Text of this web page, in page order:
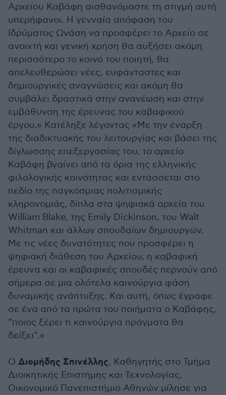
Αρχείου Καβάφη αισθανόμαστε τη στιγμή αυτή
υπερήφανοι. Η γενναία απόφαση του
Ιδρύματος Ωνάση να προσφέρει το Αρχείο σε
ανοιχτή και γενική χρήση θα αυξήσει ακόμη
περισσότερο το κοινό του ποιητή, θα
απελευθερώσει νέες, ευφάνταστες και
δημιουργικές αναγνώσεις και ακόμη θα
συμβάλει δραστικά στην ανανέωση και στην
εμβάθυνση της έρευνας του καβαφικού
έργου.» Κατέληξε λέγοντας «Με την έναρξη
της διαδικτυακής του λειτουργίας και βάσει της
δίγλωσσης επεξεργασίας του, το αρχείο
Καβάφη βγαίνει από τα όρια της ελληνικής
φιλολογικής κοινότητας και εντάσσεται στο
πεδίο της παγκόσμιας πολιτισμικής
κληρονομιάς, δίπλα στα ψηφιακά αρχεία του
William Blake, της Emily Dickinson, του Walt
Whitman και άλλων σπουδαίων δημιουργών.
Mε τις νέες δυνατότητες που προσφέρει η
ψηφιακή διάθεση του Αρχείου, η καβαφική
έρευνα και οι καβαφικές σπουδές περνούν από
σήμερα σε μια ολότελα καινούργια φάση
δυναμικής ανάπτυξης. Και αυτή, όπως έγραφε
σε ένα από τα πρώτα του ποιήματα ο Καβάφης,
“ποιος ξέρει τι καινούργια πράγματα θα
δείξει”.»
Ο Διομήδης Σπινέλλης, Καθηγητής στο Τμήμα
Διοικητικής Επιστήμης και Τεχνολογίας,
Οικονομικό Πανεπιστήμιο Αθηνών μίλησε για